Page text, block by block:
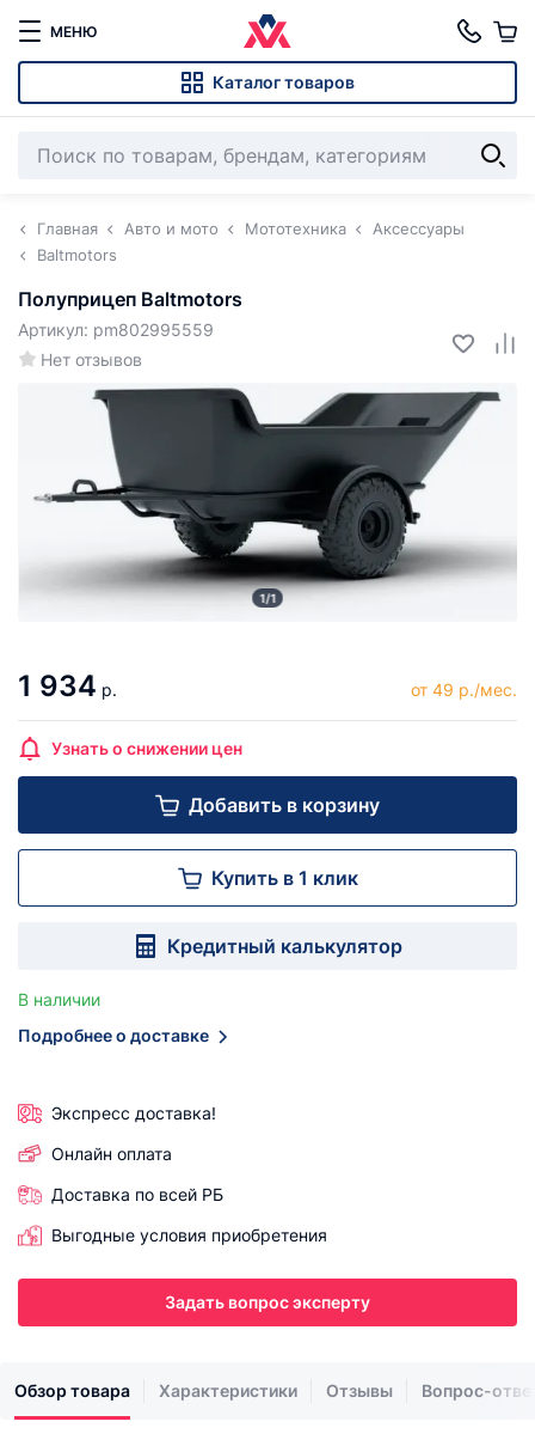
МЕНЮ
Каталог товаров
Главная Авто и мото Мототехника
Аксессуары
Baltmotors
Полуприцеп Baltmotors
Нет отзывов
Артикул: pm802995559
1/1
1 934 р. от 49 р./мес.
Узнать о снижении цен
Добавить в корзину
Купить в 1 клик
Кредитный калькулятор
В наличии
Подробнее о доставке
Экспресс доставка!
Онлайн оплата
Доставка по всей РБ
Выгодные условия приобретения
Задать вопрос эксперту
Обзор товара Характеристики Отзывы Вопрос-